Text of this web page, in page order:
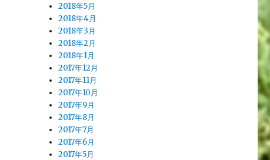
2018年5月
2018年4月
2018年3月
2018年2月
2018年1月
2017年12月
2017年11月
2017年10月
2017年9月
2017年8月
2017年7月
2017年6月
2017年5月